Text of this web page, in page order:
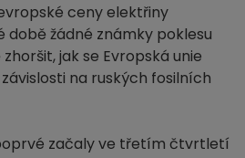
ceny elektřiny
době žádné známky poklesu
jak se Evropská unie
na ruských fosilních
začaly ve třetím čtvrtletí